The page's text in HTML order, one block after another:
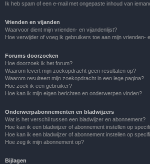
Ik heb spam of een e-mail met ongepaste inhoud van
Vrienden en vijanden
Waarvoor dient mijn vrienden- en vijandenlijst?
Hoe verwijder of voeg ik gebruikers toe aan mijn vrienden-
Forums doorzoeken
Hoe doorzoek ik het forum?
Waarom levert mijn zoekopdracht geen resultaten op?
Waarom resulteert mijn zoekopdracht in een lege pagina?
Hoe zoek ik een gebruiker?
Hoe kan ik mijn eigen berichten en onderwerpen vinden?
Onderwerpabonnementen en bladwijzers
Wat is het verschil tussen een bladwijzer en abonnement?
Hoe kan ik een bladwijzer of abonnement instellen op
Hoe kan ik een bladwijzer of abonnement instellen op
Hoe zeg ik mijn abonnement op?
Bijlagen